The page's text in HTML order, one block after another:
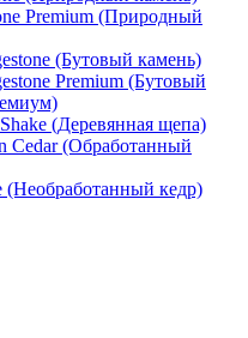
Premium (Природный
(Бутовый камень)
Premium (Бутовый
(Деревянная щепа)
Cedar (Обработанный
(Необработанный кедр)